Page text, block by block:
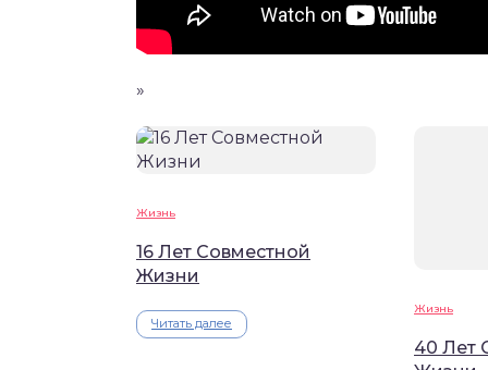
»
Жизнь
16 Лет Совместной
Жизни
Читать далее
Жизнь
40 Лет